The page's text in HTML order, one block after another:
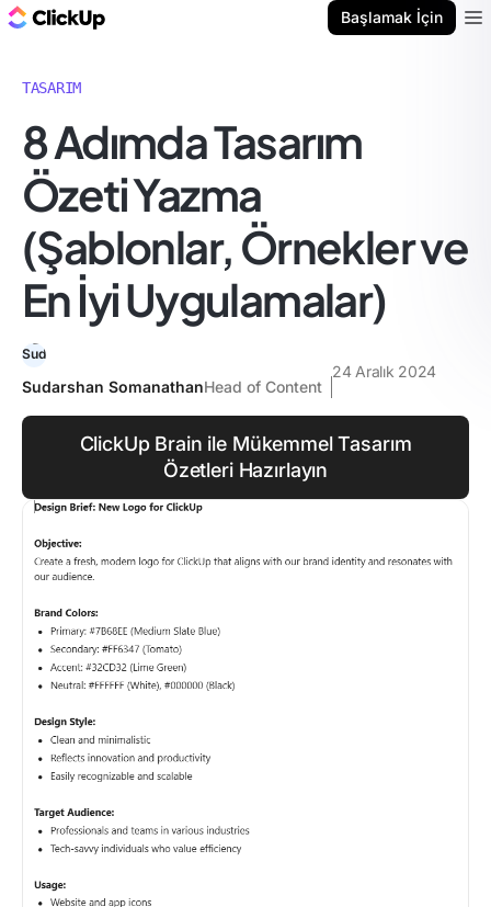
Başlamak İçin
TASARIM
8 Adımda Tasarım
Özeti Yazma
(Şablonlar, Örnekler ve
En İyi Uygulamalar)
Sudarshan SomanathanHead of Content
24 Aralık 2024
ClickUp Brain ile Mükemmel Tasarım
Özetleri Hazırlayın